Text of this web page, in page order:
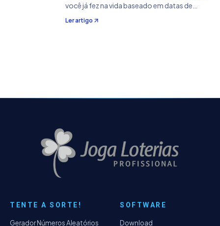
você já fez na vida baseado em datas de
aniversário, "feeling" ou aquela sequência
que "parecia boa"? Agora imagine ter um
Ler artigo
TENTE A SORTE!
Gerador Números Aleatórios
SOFTWARE
Download